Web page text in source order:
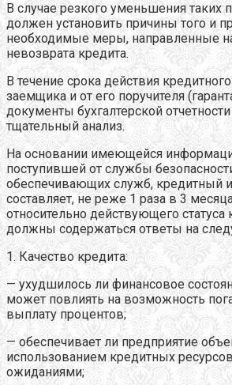
В случае резкого уменьшения таких
должен установить причины того и
необходимые меры, направленные
невозврата кредита.
В течение срока действия
заемщика и от его поручителя
документы бухгалтерской
тщательный анализ.
На основании имеющейся
поступившей от службы
обеспечивающих служб, кредитный
составляет, не реже 1 раза в 3
относительно действующего статуса
должны содержаться ответы на
1. Качество кредита:
— ухудшилось ли финансовое
может повлиять на возможность
выплату процентов;
— обеспечивает ли предприятие
использованием кредитных
ожиданиями;